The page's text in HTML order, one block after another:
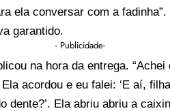
ela conversar com a
garantido.
- Publicidade-
na hora da entrega.
acordou e eu falei: ‘E aí,
dente?’. Ela abriu abriu a